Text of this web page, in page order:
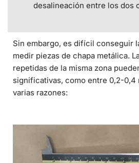
desalineación entre los dos
Sin embargo, es difícil conseguir
medir piezas de chapa metálica.
repetidas de la misma zona
significativas, como entre 0,2-0,4
varias razones: